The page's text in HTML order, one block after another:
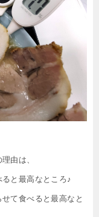
由は、
と最高なところ♪
て食べると最高なと